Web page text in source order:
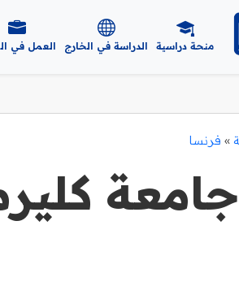
منحة دراسية الدراسة في الخارج العمل في
» فرنسا